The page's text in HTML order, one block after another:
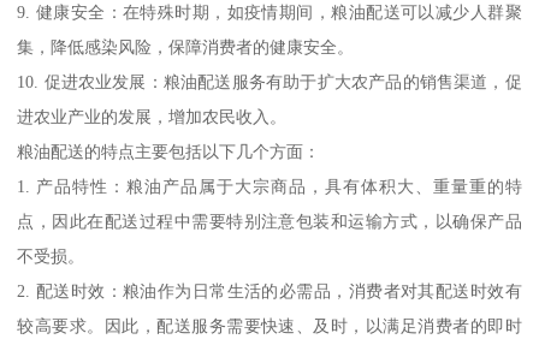
9. 健康安全：在特殊时期，如疫情期间，粮油配送可以减少人群聚
集，降低感染风险，保障消费者的健康安全。
10. 促进农业发展：粮油配送服务有助于扩大农产品的销售渠道，促
进农业产业的发展，增加农民收入。
粮油配送的特点主要包括以下几个方面：
1. 产品特性：粮油产品属于大宗商品，具有体积大、重量重的特
点，因此在配送过程中需要特别注意包装和运输方式，以确保产品
不受损。
2. 配送时效：粮油作为日常生活的必需品，消费者对其配送时效有
较高要求。因此，配送服务需要快速、及时，以满足消费者的即时